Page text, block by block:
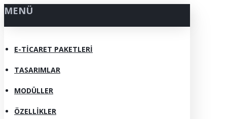
MENÜ
E-TICARET PAKETLERI
TASARIMLAR
MODÜLLER
ÖZELLIKLER